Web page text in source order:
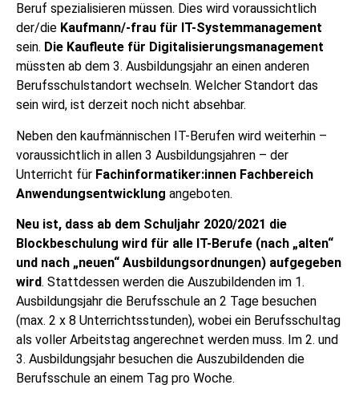
Beruf spezialisieren müssen. Dies wird voraussichtlich
der/die Kaufmann/-frau für IT-Systemmanagement
sein. Die Kaufleute für Digitalisierungsmanagement
müssten ab dem 3. Ausbildungsjahr an einen anderen
Berufsschulstandort wechseln. Welcher Standort das
sein wird, ist derzeit noch nicht absehbar.
Neben den kaufmännischen IT-Berufen wird weiterhin –
voraussichtlich in allen 3 Ausbildungsjahren – der
Unterricht für Fachinformatiker:innen Fachbereich
Anwendungsentwicklung angeboten.
Neu ist, dass ab dem Schuljahr 2020/2021 die
Blockbeschulung wird für alle IT-Berufe (nach „alten“
und nach „neuen“ Ausbildungsordnungen) aufgegeben
wird. Stattdessen werden die Auszubildenden im 1.
Ausbildungsjahr die Berufsschule an 2 Tage besuchen
(max. 2 x 8 Unterrichtsstunden), wobei ein Berufsschultag
als voller Arbeitstag angerechnet werden muss. Im 2. und
3. Ausbildungsjahr besuchen die Auszubildenden die
Berufsschule an einem Tag pro Woche.